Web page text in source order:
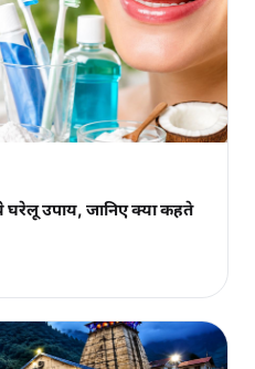
घरेलू उपाय, जानिए क्या कहते